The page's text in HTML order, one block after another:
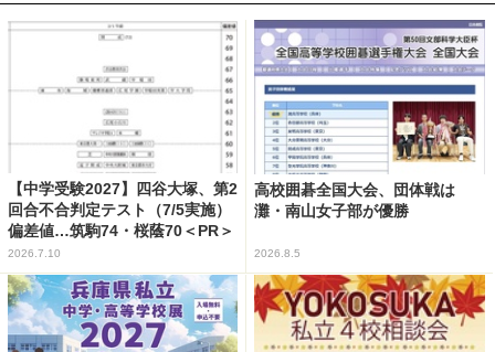
【中学受験2027】四谷大塚、第2
回合不合判定テスト（7/5実施）
偏差値…筑駒74・桜蔭70＜PR＞
2026.7.10
高校囲碁全国大会、団体戦は
灘・南山女子部が優勝
2026.8.5